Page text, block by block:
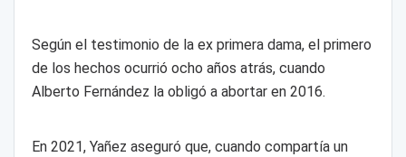
Según el testimonio de la ex primera dama, el primero
de los hechos ocurrió ocho años atrás, cuando
Alberto Fernández la obligó a abortar en 2016.
En 2021, Yañez aseguró que, cuando compartía un